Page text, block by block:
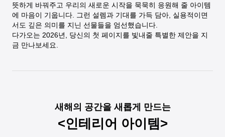
뜻하게 바꿔주고 우리의 새로운 시작을 묵묵히 응원해 줄 아이템
에 마음이 기웁니다. 그런 설렘과 기대를 가득 담아, 실용적이면
서도 깊은 의미를 지닌 선물들을 엄선했습니다.
다가오는 2026년, 당신의 첫 페이지를 빛내줄 특별한 제안을 지
금 만나보세요.
새해의 공간을 새롭게 만드는
<인테리어 아이템>